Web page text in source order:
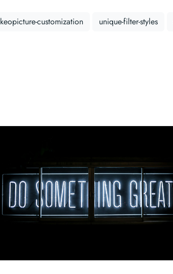
keopicture-customization unique-filter-styles